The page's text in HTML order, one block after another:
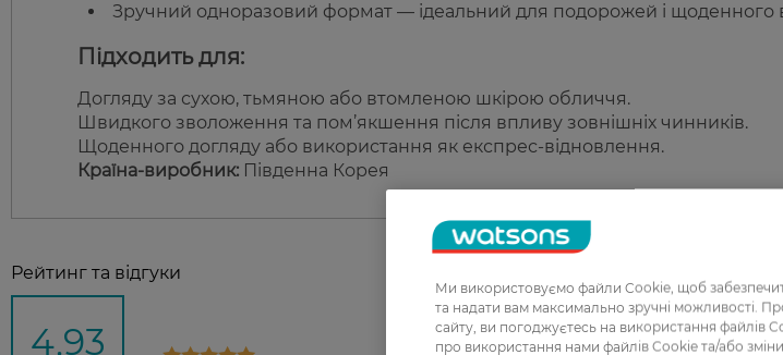
Зручний одноразовий формат — ідеальний для подорожей і щоденного
Підходить для:
Догляду за сухою, тьмяною або втомленою шкірою обличчя.
Швидкого зволоження та пом’якшення після впливу зовнішніх чинників.
Щоденного догляду або використання як експрес-відновлення.
Країна-виробник: Південна Корея
Рейтинг та відгуки
4,93
Ми використовуємо файли Cookie, щоб
та надати вам максимально зручні можливості.
сайту, ви погоджуєтесь на використання файлів
про використання нами файлів Cookie та/або